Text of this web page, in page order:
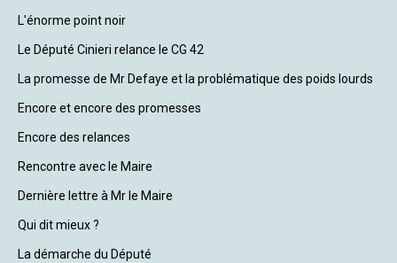
L'énorme point noir
Le Député Cinieri relance le CG 42
La promesse de Mr Defaye et la problématique des poids lourds
Encore et encore des promesses
Encore des relances
Rencontre avec le Maire
Dernière lettre à Mr le Maire
Qui dit mieux ?
La démarche du Député